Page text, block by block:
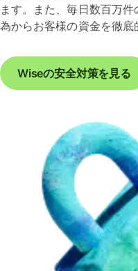
ます。また、毎日数百万
為からお客様の資金を徹底
Wiseの安全対策を見る